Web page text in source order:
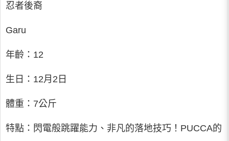
忍者後裔
Garu
年齡：12
生日：12月2日
體重：7公斤
特點：閃電般跳躍能力、非凡的落地技巧！PUCCA的